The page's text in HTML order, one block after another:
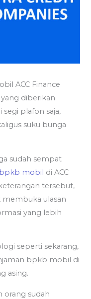
ACC Finance
diberikan
segi plafon saja,
suku bunga
sudah sempat
mobil di ACC
tersebut,
ulasan
yang lebih
seperti sekarang,
bpkb mobil di
asing.
orang sudah